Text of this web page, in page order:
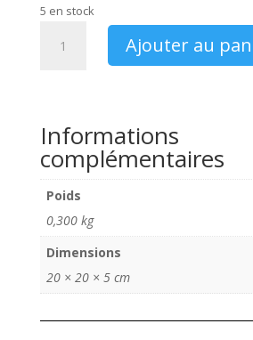
était :
55,00 €.
est :
5 en stock
pédales
Devillaine
refabrication
impression
3D
modèle
branches
Ajouter au
Informations
complémentaires
Poids
0,300 kg
Dimensions
20 × 20 × 5 cm